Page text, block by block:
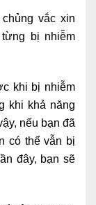
vắc xin
bị nhiễm
khi bị nhiễm
khi khả năng
nếu bạn đã
có thể vẫn bị
đây, bạn sẽ